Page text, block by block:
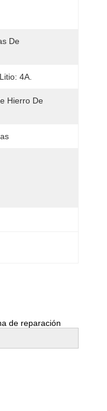
De
4A.
Hierro De
de reparación